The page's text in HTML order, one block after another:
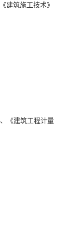
建筑施工技术》
《建筑工程计量